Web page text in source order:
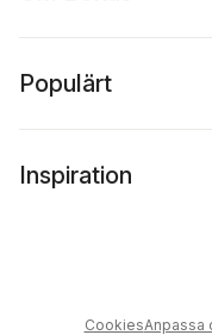
Populärt
Inspiration
CookiesAnpassa